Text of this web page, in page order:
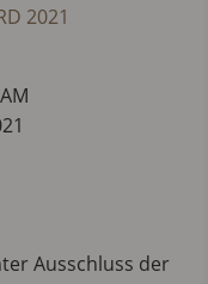
2021
Ausschluss der